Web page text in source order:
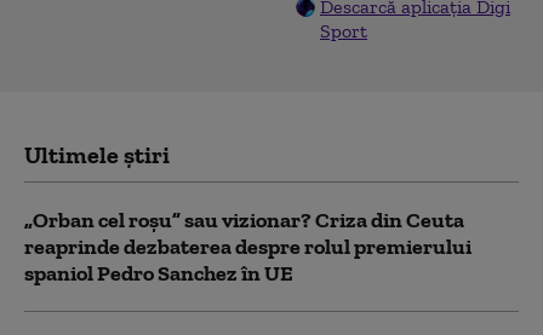
Descarcă aplicația Digi
Sport
Ultimele știri
„Orban cel roșu” sau vizionar? Criza din Ceuta
reaprinde dezbaterea despre rolul premierului
spaniol Pedro Sanchez în UE